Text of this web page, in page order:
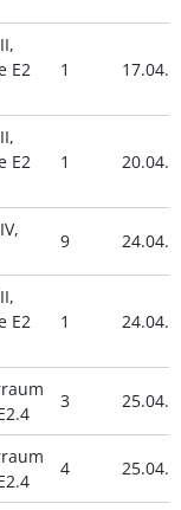
E2
1
E2
1
9
E2
1
3
4